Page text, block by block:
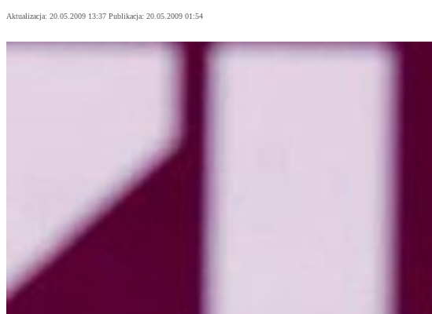
Aktualizacja: 20.05.2009 13:37 Publikacja: 20.05.2009 01:54